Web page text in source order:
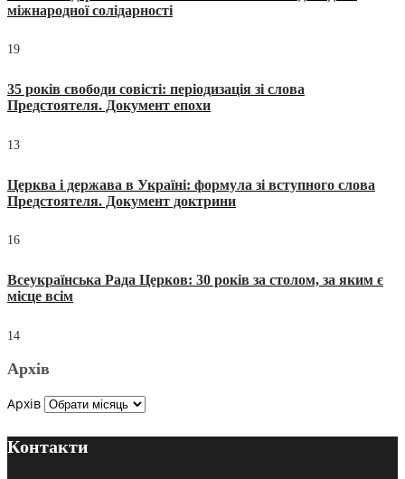
міжнародної солідарності
19
35 років свободи совісті: періодизація зі слова
Предстоятеля. Документ епохи
13
Церква і держава в Україні: формула зі вступного слова
Предстоятеля. Документ доктрини
16
Всеукраїнська Рада Церков: 30 років за столом, за яким є
місце всім
14
Архів
Архів
Контакти